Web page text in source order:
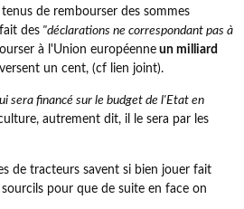
de rembourser des sommes
des "déclarations ne correspondant pas à
à l'Union européenne un milliard
un cent, (cf lien joint).
sera financé sur le budget de l'Etat en
autrement dit, il le sera par les
de tracteurs savent si bien jouer fait
pour que de suite en face on